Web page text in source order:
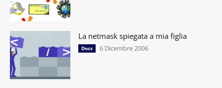
La netmask spiegata a mia figlia
Docs 6 Dicembre 2006